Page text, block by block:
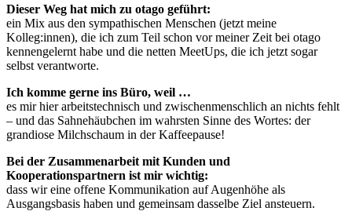
Dieser Weg hat mich zu otago geführt:
ein Mix aus den sympathischen Menschen (jetzt meine
Kolleg:innen), die ich zum Teil schon vor meiner Zeit bei otago
kennengelernt habe und die netten MeetUps, die ich jetzt sogar
selbst verantworte.
Ich komme gerne ins Büro, weil …
es mir hier arbeitstechnisch und zwischenmenschlich an nichts fehlt
– und das Sahnehäubchen im wahrsten Sinne des Wortes: der
grandiose Milchschaum in der Kaffeepause!
Bei der Zusammenarbeit mit Kunden und
Kooperationspartnern ist mir wichtig:
dass wir eine offene Kommunikation auf Augenhöhe als
Ausgangsbasis haben und gemeinsam dasselbe Ziel ansteuern.